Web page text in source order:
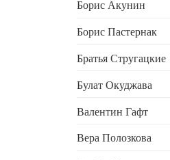
Борис Акунин
Борис Пастернак
Братья Стругацкие
Булат Окуджава
Валентин Гафт
Вера Полозкова